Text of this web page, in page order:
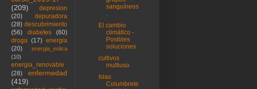
(209)
depresion
(20)
depuradora
(28) descubrimiento
(56)
diabetes
(60)
droga (17) energia
(20)
energia_eolica
(10)
energia_renovable
(28)
enfermedad
(419)
sanguíneos
.
El cambio
climático -
Posibles
soluciones
cultivos
multiuso
Islas
Columbrete